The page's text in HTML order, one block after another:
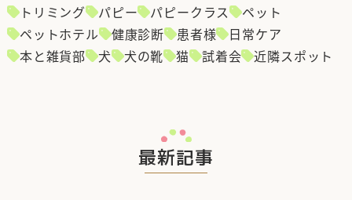
トリミング
パピー パピークラス
ペット
ペットホテル
健康診断 患者様
日常ケア
本と雑貨部
犬 犬の靴 猫 試着会 近隣スポット
最新記事